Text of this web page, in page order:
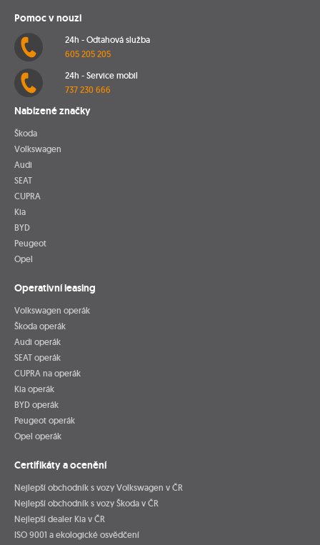
Pomoc v nouzi
24h - Odtahová služba
605 205 205
24h - Service mobil
737 230 666
Nabízené značky
Škoda
Volkswagen
Audi
SEAT
CUPRA
Kia
BYD
Peugeot
Opel
Operativní leasing
Volkswagen operák
Škoda operák
Audi operák
SEAT operák
CUPRA na operák
Kia operák
BYD operák
Peugeot operák
Opel operák
Certifikáty a ocenění
Nejlepší obchodník s vozy Volkswagen v ČR
Nejlepší obchodník s vozy Škoda v ČR
Nejlepší dealer Kia v ČR
ISO 9001 a ekologické osvědčení